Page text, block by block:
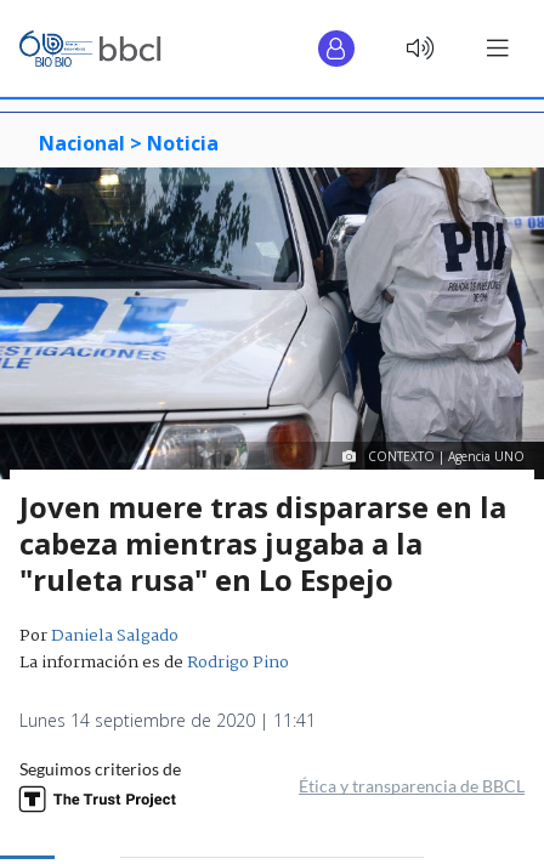
Nacional > Noticia
CONTEXTO | Agencia UNO
Joven muere tras dispararse en la
cabeza mientras jugaba a la
"ruleta rusa" en Lo Espejo
PorDaniela Salgado
La información es deRodrigo Pino
Lunes 14 septiembre de 2020 | 11:41
Seguimos criterios de
Ética y transparencia de BBCL